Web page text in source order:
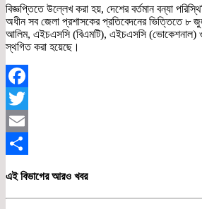
বিজ্ঞপ্তিতে উল্লেখ করা হয়, দেশের বর্তমান বন্যা
অধীন সব জেলা প্রশাসকের প্রতিবেদনের ভিত্তিতে ৮
আলিম, এইচএসসি (বিএমটি), এইচএসসি (ভোকেশনাল) ও
স্থগিত করা হয়েছে।
Facebook
Twitter
Email
এই বিভাগের আরও খবর